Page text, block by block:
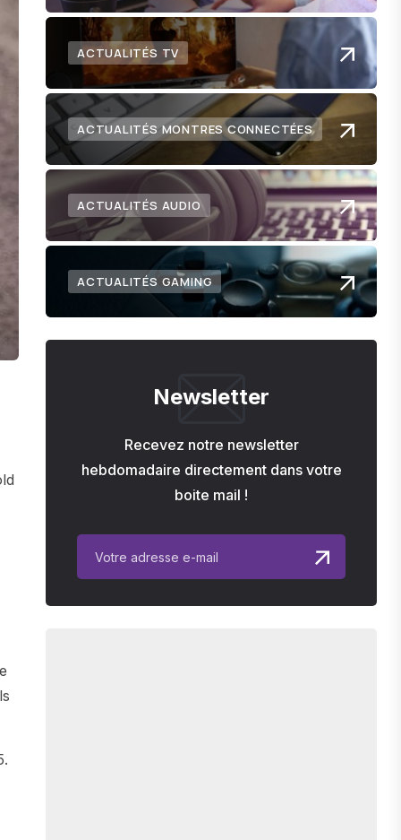
ACTUALITÉS TV
ACTUALITÉS MONTRES CONNECTÉES
ACTUALITÉS AUDIO
ACTUALITÉS GAMING
Newsletter
Recevez notre newsletter
hebdomadaire directement dans votre
boite mail !